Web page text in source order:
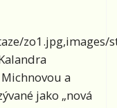
a
jako „nová